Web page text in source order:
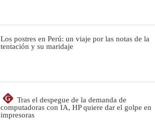
Los postres en Perú: un viaje por las notas de la
tentación y su maridaje
G
Tras el despegue de la demanda de
computadoras con IA, HP quiere dar el golpe en
impresoras